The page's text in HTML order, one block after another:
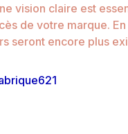
vision claire est
de votre marque.
seront encore plus